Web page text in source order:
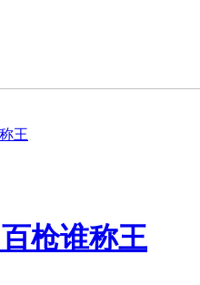
王
枪谁称王